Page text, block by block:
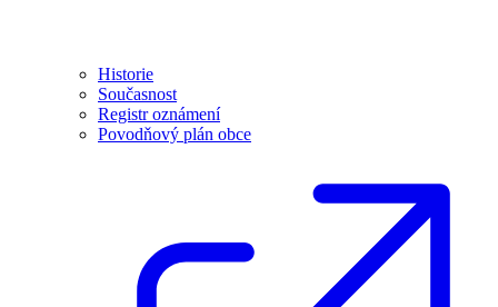
Historie
Současnost
Registr oznámení
Povodňový plán obce